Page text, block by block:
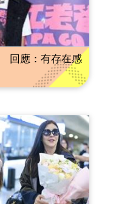
回應：有存在感